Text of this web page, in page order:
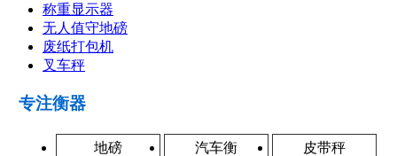
称重显示器
无人值守地磅
废纸打包机
叉车秤
专注衡器
地磅 汽车衡 皮带秤